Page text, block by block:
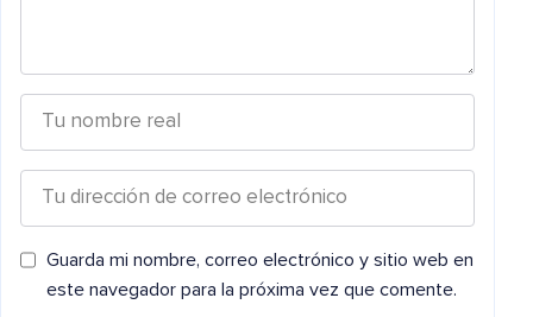
Guarda mi nombre, correo electrónico y sitio web en
este navegador para la próxima vez que comente.